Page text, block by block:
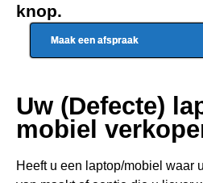
knop.
Maak een afspraak
Uw (Defecte)
mobiel
Heeft u een laptop/mobiel waar